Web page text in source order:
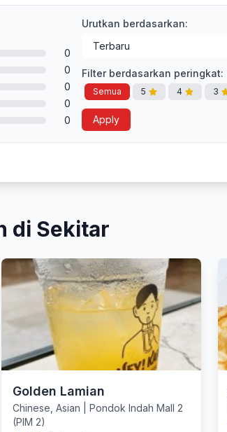
0
0
0
0
0
Urutkan berdasarkan:
Filter berdasarkan peringkat:
Semua 5 4 3
Apply
di Sekitar
Golden Lamian
Chinese Asian
Pondok Indah Mall 2
(PIM 2)